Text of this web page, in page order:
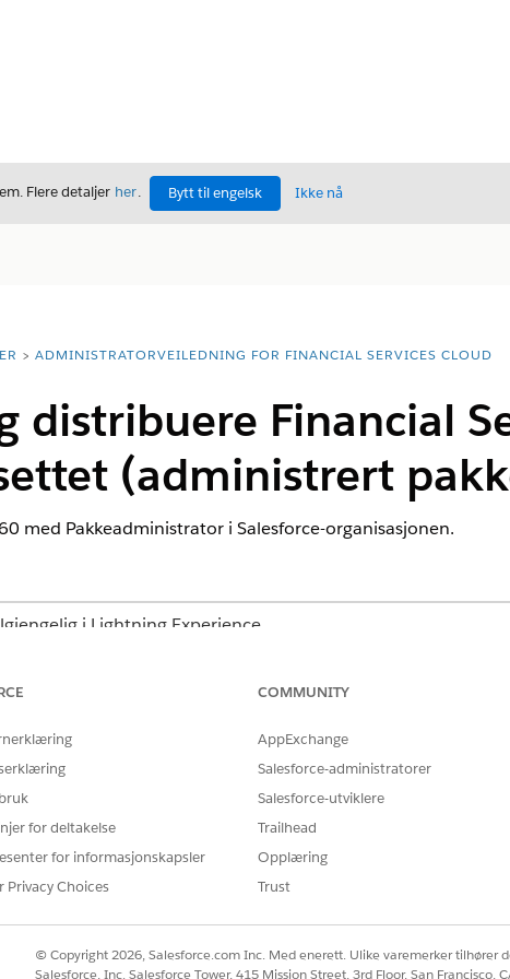
Flere detaljer her. Bytt til engelsk Ikke nå
ADMINISTRATORVEILEDNING FOR FINANCIAL SERVICES CLOUD
distribuere Financial
(administrert
med Pakkeadministrator i Salesforce-organisasjonen.
i Lightning Experience.
datasettet (administrert pakke)
Kit for å få tilgang til Financial Services Cloud DMO-tilordninger,
Cloud-datastrømmer (administrert pakke)
Salesforce-organisasjonen til
Data 360.
LØSE PROBLEMET DITT?
for deltakelse
for informasjonskapsler
Privacy Choices
COMMUNITY
AppExchange
Salesforce-administratorer
Salesforce-utviklere
Trailhead
Opplæring
Trust
© Copyright 2026, Salesforce.com Inc. Med enerett. Ulike varemerker tilhører
Salesforce, Inc. Salesforce Tower, 415 Mission Street, 3rd Floor, San Francisco,